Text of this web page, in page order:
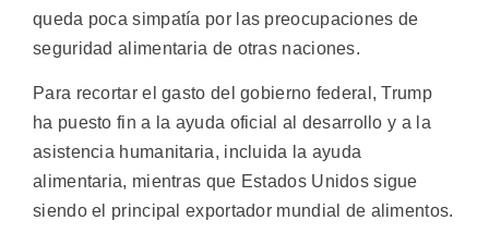
queda poca simpatía por las preocupaciones de
seguridad alimentaria de otras naciones.
Para recortar el gasto del gobierno federal, Trump
ha puesto fin a la ayuda oficial al desarrollo y a la
asistencia humanitaria, incluida la ayuda
alimentaria, mientras que Estados Unidos sigue
siendo el principal exportador mundial de alimentos.